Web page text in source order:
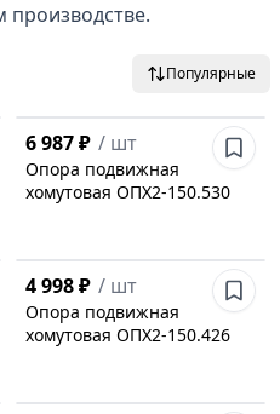
производстве.
Популярные
6 987 ₽ / шт
Опора подвижная
хомутовая ОПХ2-150.530
4 998 ₽ / шт
Опора подвижная
хомутовая ОПХ2-150.426